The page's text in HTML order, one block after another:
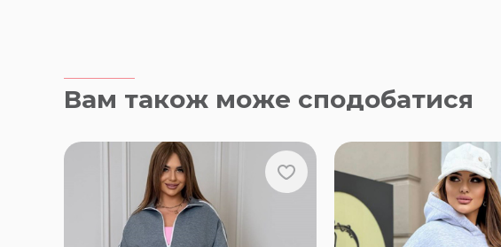
Вам також може сподобатися